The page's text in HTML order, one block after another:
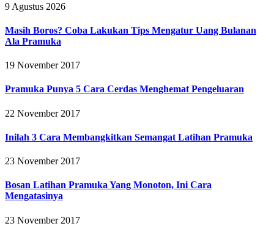
9 Agustus 2026
Masih Boros? Coba Lakukan Tips Mengatur Uang Bulanan
Ala Pramuka
19 November 2017
Pramuka Punya 5 Cara Cerdas Menghemat Pengeluaran
22 November 2017
Inilah 3 Cara Membangkitkan Semangat Latihan Pramuka
23 November 2017
Bosan Latihan Pramuka Yang Monoton, Ini Cara
Mengatasinya
23 November 2017